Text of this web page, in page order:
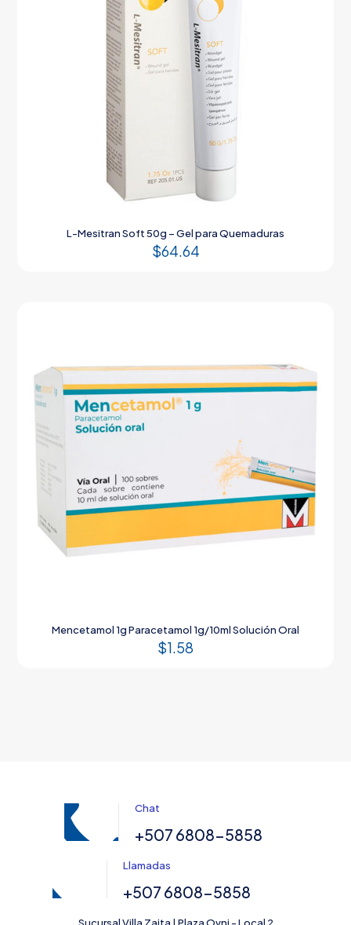
L-Mesitran Soft 50g – Gel para Quemaduras
$64.64
Mencetamol 1g Paracetamol 1g/10ml Solución Oral
$1.58
Chat
+507 6808-5858
Llamadas
+507 6808-5858